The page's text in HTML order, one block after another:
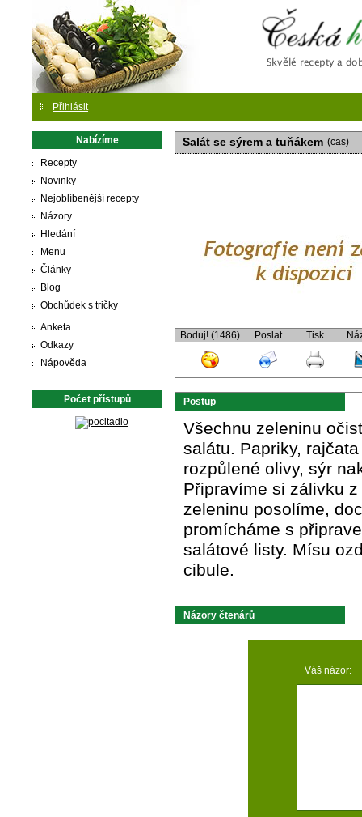
Přihlásit
Nabízíme
Recepty
Novinky
Nejoblíbenější recepty
Názory
Hledání
Menu
Články
Blog
Obchůdek s tričky
Anketa
Odkazy
Nápověda
Počet přístupů
Salát se sýrem a tuňákem (cas)
Boduj! (1486) Poslat Tisk
Postup
Všechnu zeleninu
salátu. Papriky,
rozpůlené olivy, sýr
Připravíme si zálivku
zeleninu posolíme,
promícháme s
salátové listy. Mísu
cibule.
Názory čtenárů
Váš názor: